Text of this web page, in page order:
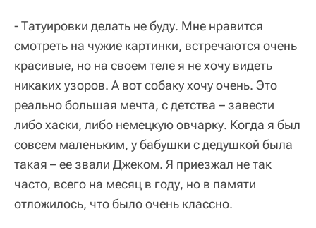
- Татуировки делать не буду. Мне нравится
смотреть на чужие картинки, встречаются очень
красивые, но на своем теле я не хочу видеть
никаких узоров. А вот собаку хочу очень. Это
реально большая мечта, с детства – завести
либо хаски, либо немецкую овчарку. Когда я был
совсем маленьким, у бабушки с дедушкой была
такая – ее звали Джеком. Я приезжал не так
часто, всего на месяц в году, но в памяти
отложилось, что было очень классно.